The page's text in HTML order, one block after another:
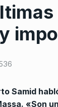
Samid
«Son
de
Rosso